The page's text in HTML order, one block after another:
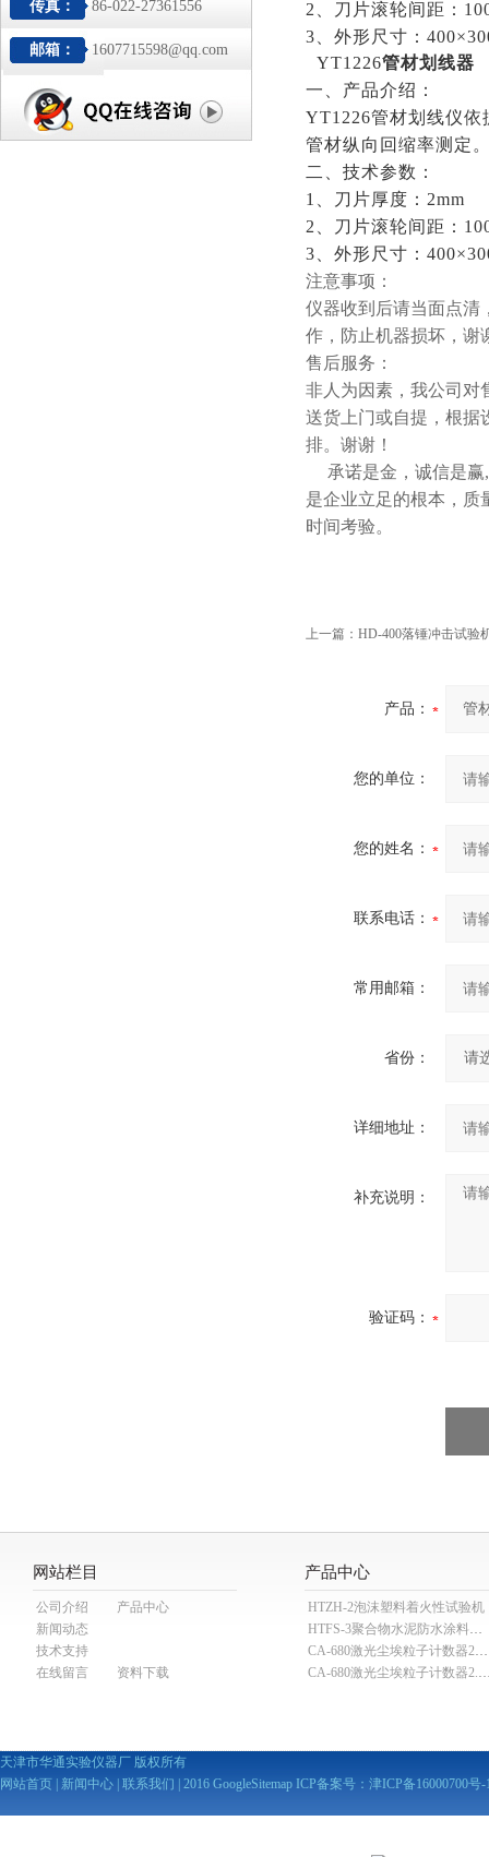
传真： 86-022-27361556
邮箱： 1607715598@qq.com
2、刀片滚轮间距：
3、外形尺寸：
YT1226管材划线器
一、产品介绍：
YT1226管材划线仪依
管材纵向回缩率测定
二、技术参数：
1、刀片厚度：2mm
2、刀片滚轮间距：
3、外形尺寸：
注意事项：
仪器收到后请当面点清
作，防止机器损坏，谢
售后服务：
非人为因素，我公司对
送货上门或自提，根据
排。谢谢！
承诺是金，诚信是赢,
是企业立足的根本，质
时间考验。
上一篇： HD-400落锤冲击试验
产品：
您的单位：
您的姓名：
联系电话：
常用邮箱：
省份：
详细地址：
补充说明：
验证码：
网站栏目
公司介绍
产品中心
新闻动态
技术支持
在线留言
资料下载
产品中心
HTZH-2泡沫塑料着火性试验机
HTFS-3聚合物水泥防水涂料分散机
CA-680激光尘埃粒子计数器28.3L
CA-680激光尘埃粒子
天津市华通实验仪器厂 版权所有
网站首页
新闻中心 联系我们 | 2016 GoogleSitemap ICP备案号： 津ICP备16000700号-